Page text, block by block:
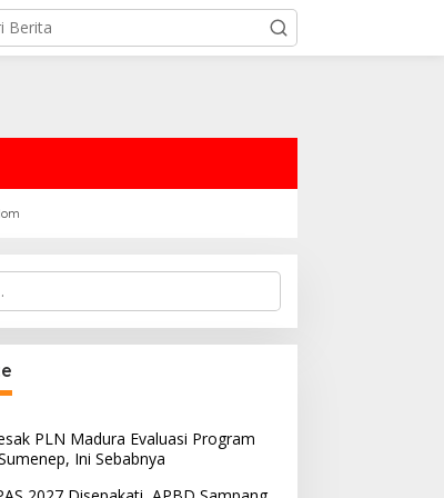
PLN Madura Evaluasi Program
Ini Sebabnya